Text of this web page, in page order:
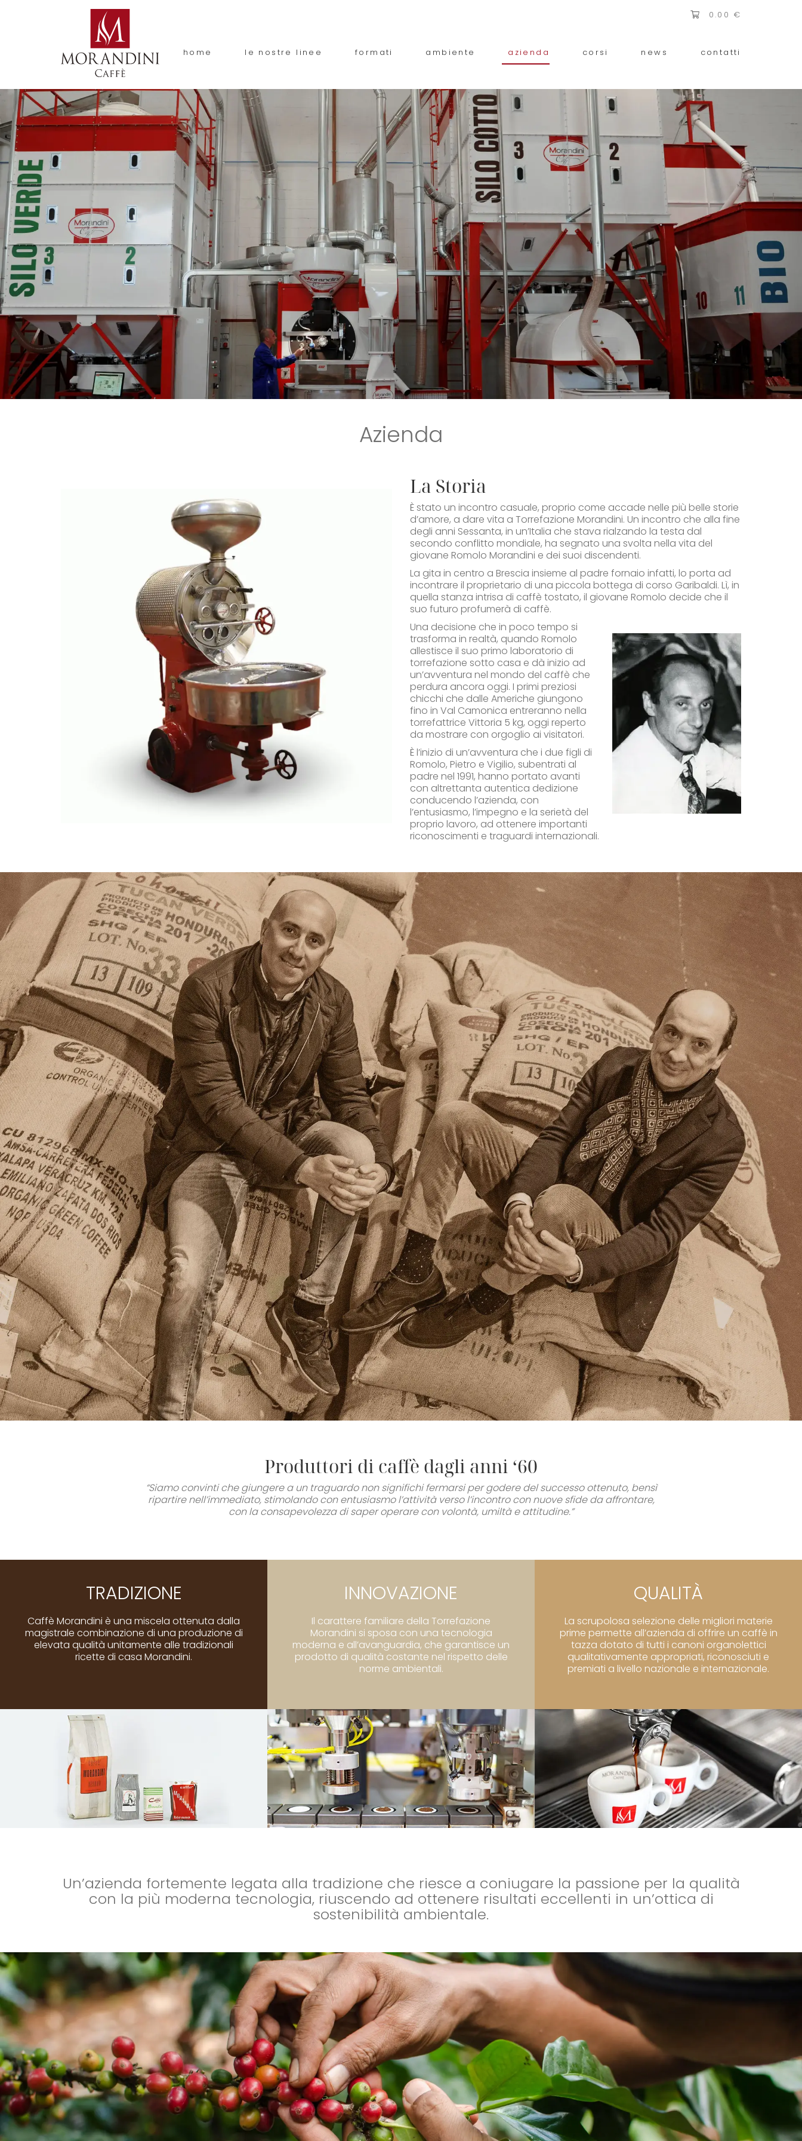
0.00 €
home le nostre linee formati ambiente azienda corsi news contatti
Azienda
La Storia
È stato un incontro casuale, proprio come accade nelle più belle storie
d’amore, a dare vita a Torrefazione Morandini. Un incontro che alla fine
degli anni Sessanta, in un’Italia che stava rialzando la testa dal
secondo conflitto mondiale, ha segnato una svolta nella vita del
giovane Romolo Morandini e dei suoi discendenti.
La gita in centro a Brescia insieme al padre fornaio infatti, lo porta ad
incontrare il proprietario di una piccola bottega di corso Garibaldi. Lì, in
quella stanza intrisa di caffè tostato, il giovane Romolo decide che il
suo futuro profumerà di caffè.
Una decisione che in poco tempo si
trasforma in realtà, quando Romolo
allestisce il suo primo laboratorio di
torrefazione sotto casa e dà inizio ad
un’avventura nel mondo del caffè che
perdura ancora oggi. I primi preziosi
chicchi che dalle Americhe giungono
fino in Val Camonica entreranno nella
torrefattrice Vittoria 5 kg, oggi reperto
da mostrare con orgoglio ai visitatori.
È l’inizio di un’avventura che i due figli di
Romolo, Pietro e Vigilio, subentrati al
padre nel 1991, hanno portato avanti
con altrettanta autentica dedizione
conducendo l’azienda, con
l’entusiasmo, l’impegno e la serietà del
proprio lavoro, ad ottenere importanti
riconoscimenti e traguardi internazionali.
Produttori di caffè dagli anni ‘60
“Siamo convinti che giungere a un traguardo non significhi fermarsi per godere del successo ottenuto, bensì
ripartire nell’immediato, stimolando con entusiasmo l’attività verso l’incontro con nuove sfide da affrontare,
con la consapevolezza di saper operare con volontà, umiltà e attitudine.”
TRADIZIONE
Caffè Morandini è una miscela ottenuta dalla
magistrale combinazione di una produzione di
elevata qualità unitamente alle tradizionali
ricette di casa Morandini.
INNOVAZIONE
Il carattere familiare della Torrefazione
Morandini si sposa con una tecnologia
moderna e all’avanguardia, che garantisce un
prodotto di qualità costante nel rispetto delle
norme ambientali.
QUALITÀ
La scrupolosa selezione delle migliori materie
prime permette all’azienda di offrire un caffè in
tazza dotato di tutti i canoni organolettici
qualitativamente appropriati, riconosciuti e
premiati a livello nazionale e internazionale.
Un’azienda fortemente legata alla tradizione che riesce a coniugare la passione per la qualità
con la più moderna tecnologia, riuscendo ad ottenere risultati eccellenti in un’ottica di
sostenibilità ambientale.